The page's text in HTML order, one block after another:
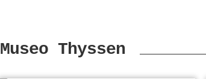
Museo Thyssen